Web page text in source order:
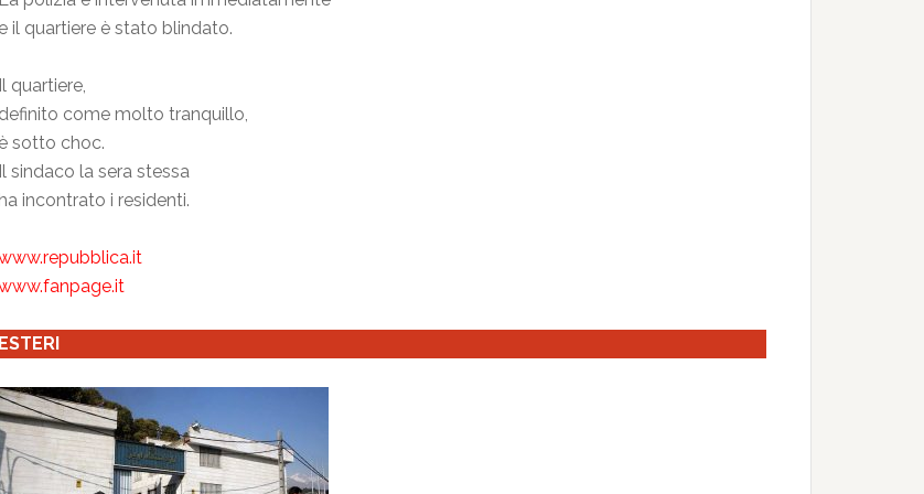
e il quartiere è stato blindato.
Il quartiere,
definito come molto tranquillo,
è sotto choc.
Il sindaco la sera stessa
ha incontrato i residenti.
ESTERI